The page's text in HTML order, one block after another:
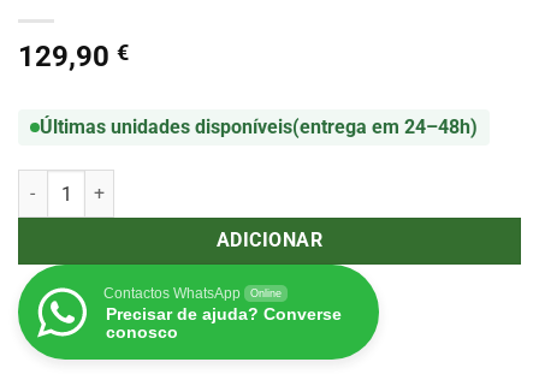
129,90 €
Últimas unidades disponíveis(entrega em 24–48h)
Quantidade de pH Up 10 L (Terra Aquatica)
ADICIONAR
Contactos WhatsApp Online
Precisar de ajuda? Converse
conosco